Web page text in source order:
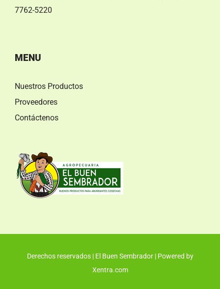
7762-5220
MENU
Nuestros Productos
Proveedores
Contáctenos
Derechos reservados | El Buen Sembrador | Powered by
Xentra.com